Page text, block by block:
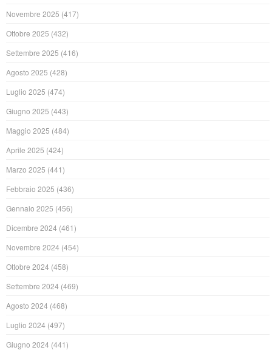
Novembre 2025 (417)
Ottobre 2025 (432)
Settembre 2025 (416)
Agosto 2025 (428)
Luglio 2025 (474)
Giugno 2025 (443)
Maggio 2025 (484)
Aprile 2025 (424)
Marzo 2025 (441)
Febbraio 2025 (436)
Gennaio 2025 (456)
Dicembre 2024 (461)
Novembre 2024 (454)
Ottobre 2024 (458)
Settembre 2024 (469)
Agosto 2024 (468)
Luglio 2024 (497)
Giugno 2024 (441)